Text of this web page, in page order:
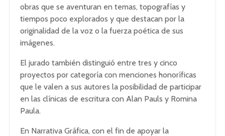
obras que se aventuran en temas, topografías y
tiempos poco explorados y que destacan por la
originalidad de la voz o la fuerza poética de sus
imágenes.
El jurado también distinguió entre tres y cinco
proyectos por categoría con menciones honoríficas
que le valen a sus autores la posibilidad de participar
en las clínicas de escritura con Alan Pauls y Romina
Paula.
En Narrativa Gráfica, con el fin de apoyar la